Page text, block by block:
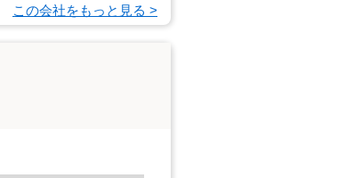
この会社をもっと見る >